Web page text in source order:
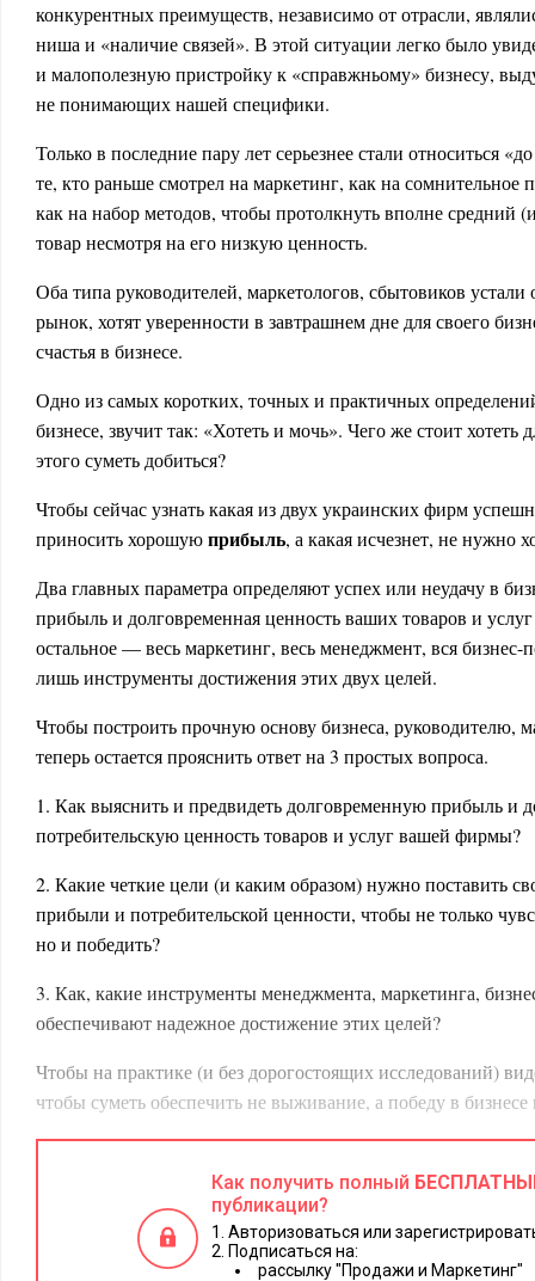
конкурентных преимуществ, независимо от отрасли,
ниша и «наличие связей». В этой ситуации легко было
и малополезную пристройку к «справжньому» бизнесу,
не понимающих нашей специфики.
Только в последние пару лет серьезнее стали относиться
те, кто раньше смотрел на маркетинг, как на
как на набор методов, чтобы протолкнуть вполне средний
товар несмотря на его низкую ценность.
Оба типа руководителей, маркетологов, сбытовиков устали
рынок, хотят уверенности в завтрашнем дне для своего
счастья в бизнесе.
Одно из самых коротких, точных и практичных
бизнесе, звучит так: «Хотеть и мочь». Чего же стоит хотеть
этого суметь добиться?
Чтобы сейчас узнать какая из двух украинских фирм
приносить хорошуюприбыль, а какая исчезнет, не нужно
Два главных параметра определяют успех или неудачу в
прибыль и долговременная ценность ваших товаров и
остальное — весь маркетинг, весь менеджмент, вся
лишь инструменты достижения этих двух целей.
Чтобы построить прочную основу бизнеса, руководителю,
теперь остается прояснить ответ на 3 простых вопроса.
1. Как выяснить и предвидеть долговременную прибыль и
потребительскую ценность товаров и услуг вашей фирмы?
2. Какие четкие цели (и каким образом) нужно поставить
прибыли и потребительской ценности, чтобы не только
но и победить?
3. Как, какие инструменты менеджмента, маркетинга,
обеспечивают надежное достижение этих целей?
Чтобы на практике (и без дорогостоящих исследований)
чтобы суметь обеспечить не выживание, а победу в
На самом деле,атакующий маркетинг
менеджмента, методы продаж, методы управления
Методы, направленные на непрерывное продвижение к
Как получить полный
публикации?
Авторизоваться или
Подписаться на:
рассылку "Продажи и Маркетинг"